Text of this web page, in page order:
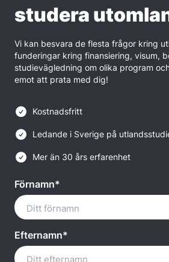
studera
Vi kan besvara de flesta frågor kring
funderingar kring finansiering, visum,
studievägledning om olika program
emot att prata med dig!
Kostnadsfritt
Ledande i Sverige på
Mer än 30 års erfarenhet
Förnamn*
Efternamn*